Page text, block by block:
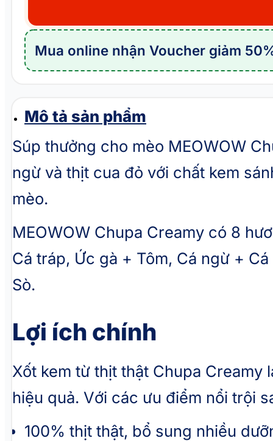
Mô tả sản phẩm
Súp thưởng cho mèo MEOWOW
ngừ và thịt cua đỏ với chất kem
mèo.
MEOWOW Chupa Creamy có 8
Cá tráp, Ức gà + Tôm, Cá ngừ +
Sò.
Lợi ích chính
Xốt kem từ thịt thật Chupa
hiệu quả. Với các ưu điểm nổi trội
100% thịt thật, bổ sung nhiều
mèo
MEOWOW
Chupa
Crab
Meat
số
lượng
Mua online nhận Voucher giảm